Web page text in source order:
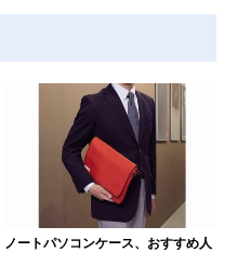
ノートパソコンケース、おすすめ人